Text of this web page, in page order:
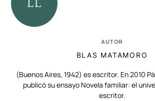
AUTOR
BLAS MATAMORO
(Buenos Aires, 1942) es escritor. En 2010
publicó su ensayo Novela familiar: el
escritor.